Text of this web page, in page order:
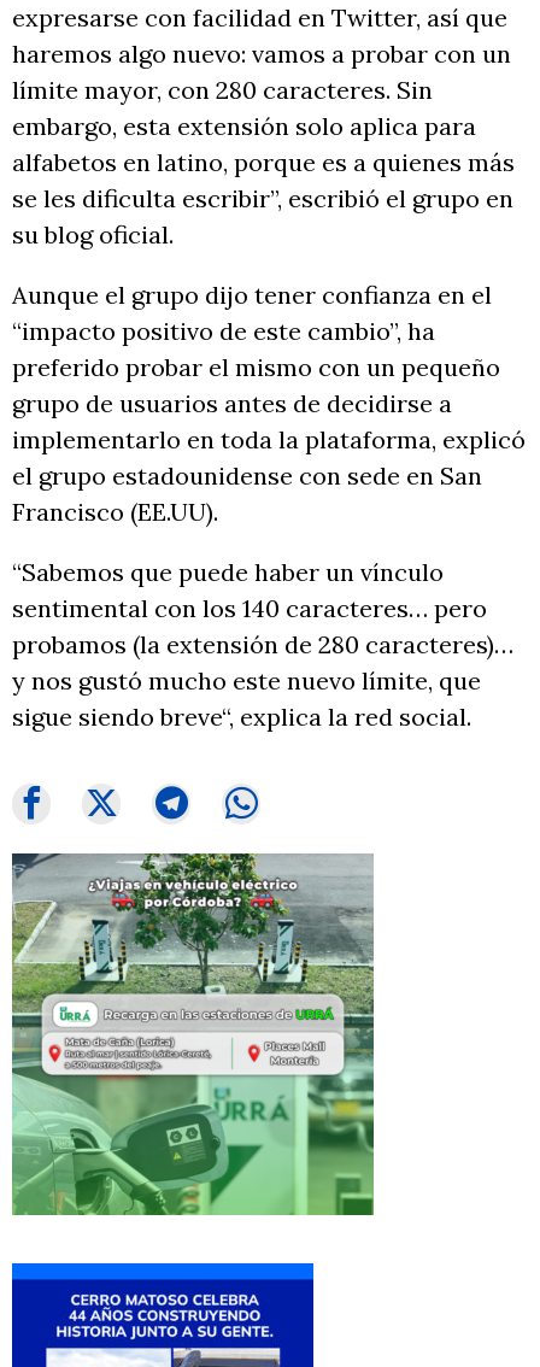
expresarse con facilidad en Twitter, así que
haremos algo nuevo: vamos a probar con un
límite mayor, con 280 caracteres. Sin
embargo, esta extensión solo aplica para
alfabetos en latino, porque es a quienes más
se les dificulta escribir”, escribió el grupo en
su blog oficial.
Aunque el grupo dijo tener confianza en el
“impacto positivo de este cambio”, ha
preferido probar el mismo con un pequeño
grupo de usuarios antes de decidirse a
implementarlo en toda la plataforma, explicó
el grupo estadounidense con sede en San
Francisco (EE.UU).
“Sabemos que puede haber un vínculo
sentimental con los 140 caracteres… pero
probamos (la extensión de 280 caracteres)…
y nos gustó mucho este nuevo límite, que
sigue siendo breve“, explica la red social.